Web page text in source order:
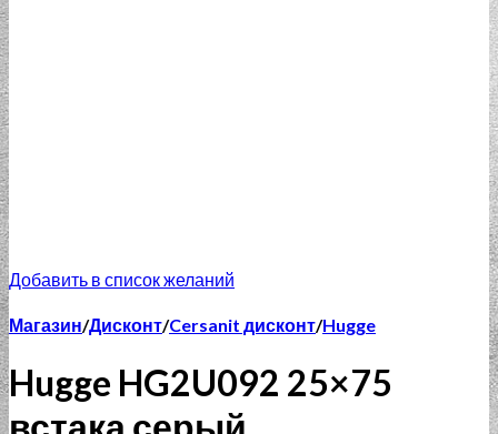
Добавить в список желаний
Магазин/Дисконт/Cersanit дисконт/Hugge
Hugge HG2U092 25×75